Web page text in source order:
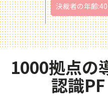
決裁者の年齢
1000拠点の
認識PF